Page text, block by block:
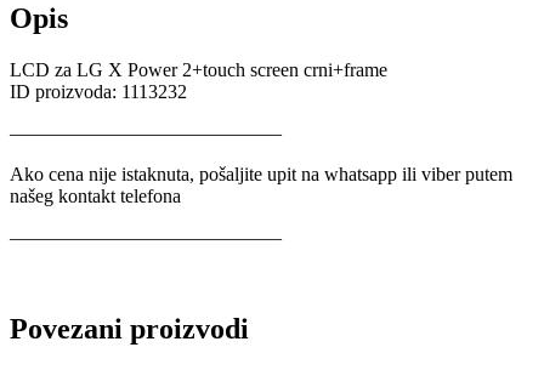
Opis
LCD za LG X Power 2+touch screen crni+frame
ID proizvoda: 1113232
——————————————
Ako cena nije istaknuta, pošaljite upit na whatsapp ili viber putem
našeg kontakt telefona
——————————————
Povezani proizvodi